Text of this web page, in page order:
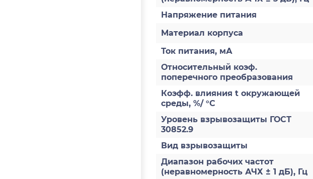
Напряжение питания
Материал корпуса
Ток питания, мА
Относительный коэф.
поперечного преобразования
Коэфф. влияния t окружающей
среды, %/ °С
Уровень взрывозащиты ГОСТ
30852.9
Вид взрывозащиты
Диапазон рабочих частот
(неравномерность АЧХ ± 1 дБ), Гц